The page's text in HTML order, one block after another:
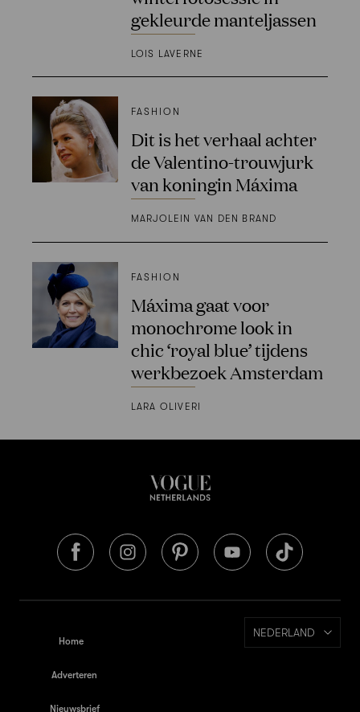
gekleurde manteljassen
LOIS LAVERNE
FASHION
Dit is het verhaal achter
de Valentino-trouwjurk
van koningin Máxima
MARJOLEIN VAN DEN BRAND
FASHION
Máxima gaat voor
monochrome look in
chic ‘royal blue’ tijdens
werkbezoek Amsterdam
LARA OLIVERI
Home
Adverteren
Nieuwsbrief
NEDERLAND